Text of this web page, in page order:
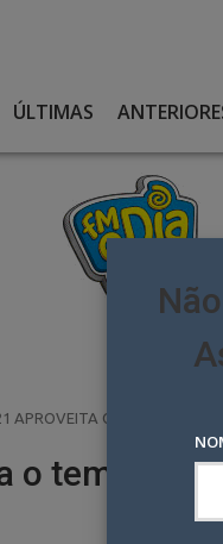
ÚLTIMAS
APROVEITA O TEMA
o tema